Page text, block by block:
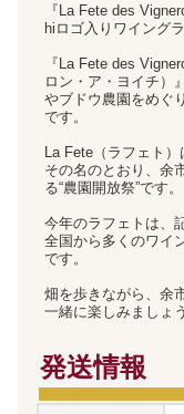
『La Fete des
hiロゴ入りワイング
『La Fete des
ロン・ア・ヨイチ）
やブドウ農園をめぐ
です。
La Fete（ラフェト
その名のとおり、余
る“農園開放祭”です。
今年のラフェトは、
全国から多くのワイ
です。
畑を歩きながら、余
一緒に楽しみましょ
発送情報